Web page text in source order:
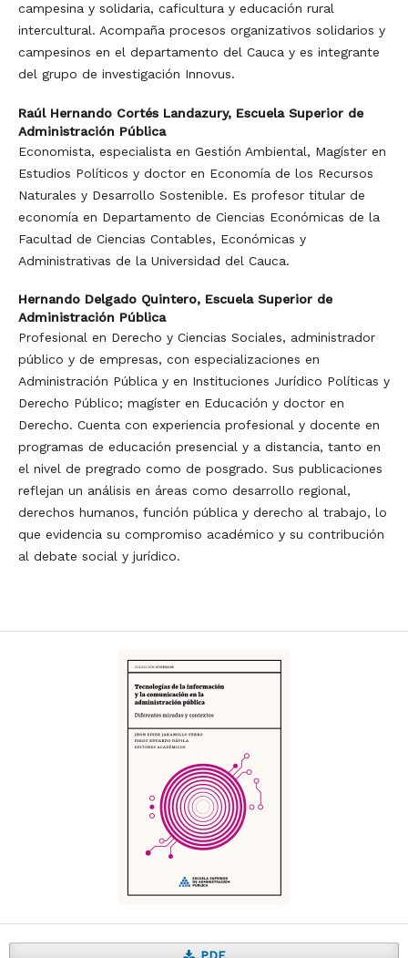
campesina y solidaria, caficultura y educación rural
intercultural. Acompaña procesos organizativos solidarios y
campesinos en el departamento del Cauca y es integrante
del grupo de investigación Innovus.
Raúl Hernando Cortés Landazury, Escuela Superior de
Administración Pública
Economista, especialista en Gestión Ambiental, Magíster en
Estudios Políticos y doctor en Economía de los Recursos
Naturales y Desarrollo Sostenible. Es profesor titular de
economía en Departamento de Ciencias Económicas de la
Facultad de Ciencias Contables, Económicas y
Administrativas de la Universidad del Cauca.
Hernando Delgado Quintero, Escuela Superior de
Administración Pública
Profesional en Derecho y Ciencias Sociales, administrador
público y de empresas, con especializaciones en
Administración Pública y en Instituciones Jurídico Políticas y
Derecho Público; magíster en Educación y doctor en
Derecho. Cuenta con experiencia profesional y docente en
programas de educación presencial y a distancia, tanto en
el nivel de pregrado como de posgrado. Sus publicaciones
reflejan un análisis en áreas como desarrollo regional,
derechos humanos, función pública y derecho al trabajo, lo
que evidencia su compromiso académico y su contribución
al debate social y jurídico.